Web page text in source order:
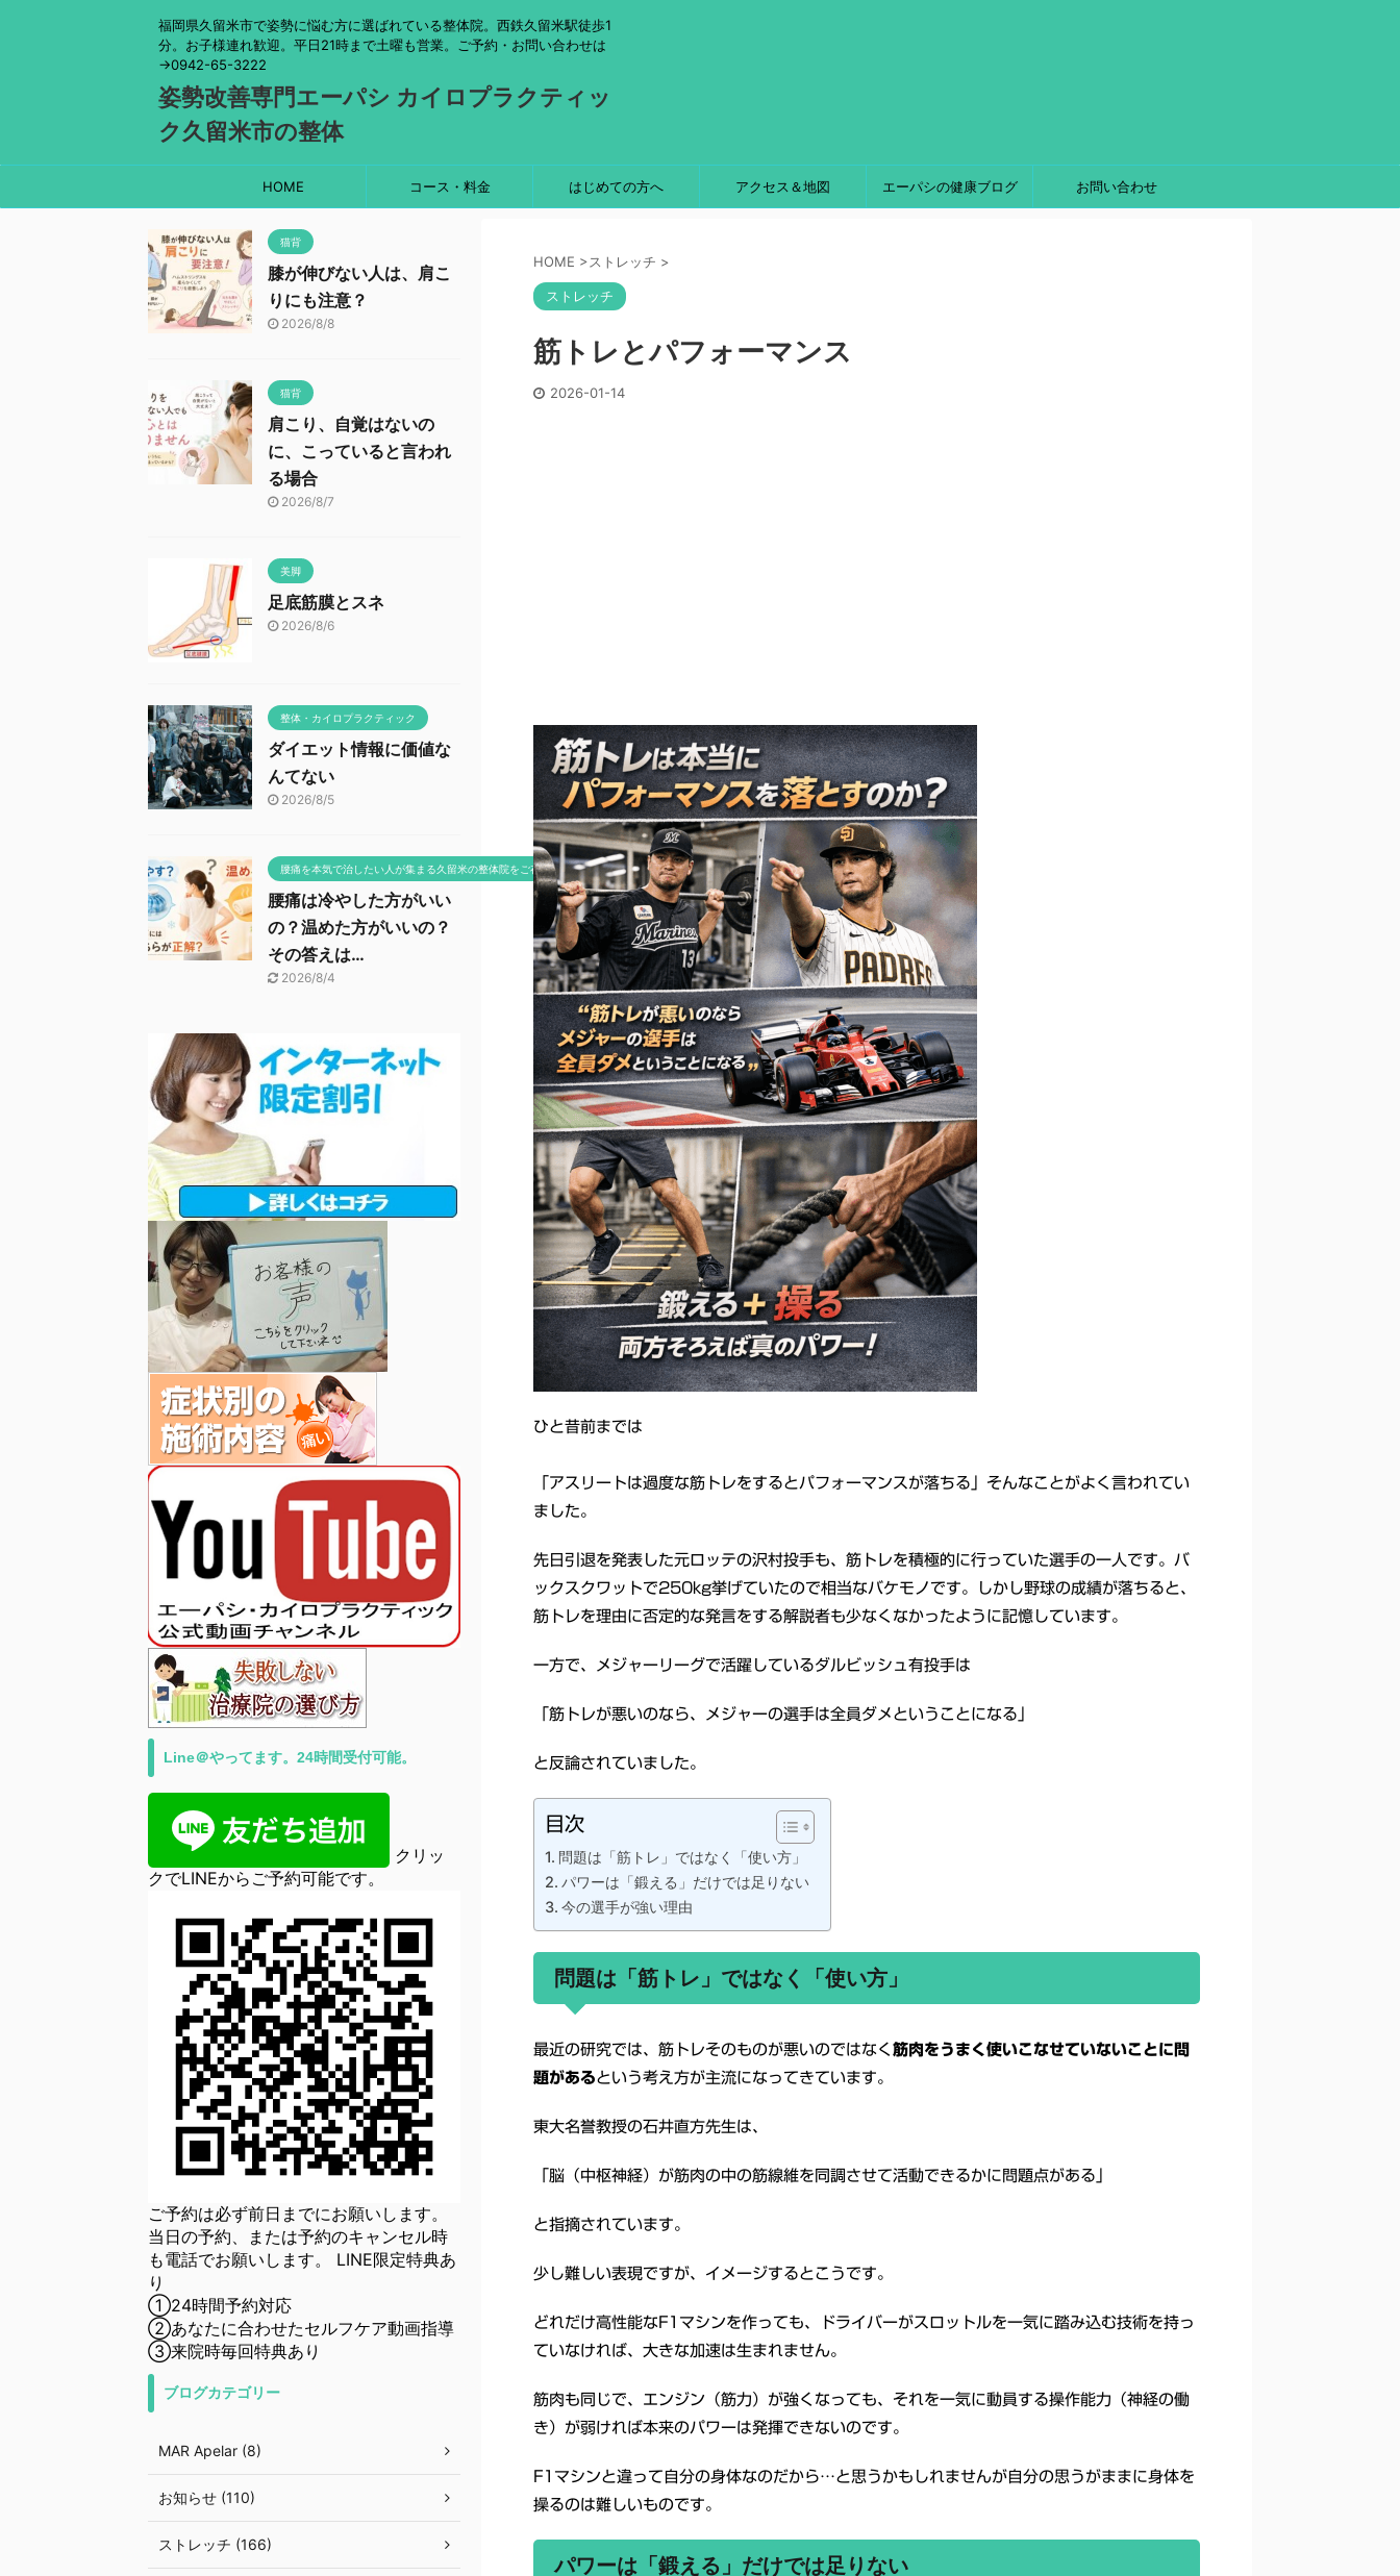
福岡県久留米市で姿勢に悩む方に選ばれている整体院。西鉄久留米駅徒歩1
分。お子様連れ歓迎。平日21時まで土曜も営業。ご予約・お問い合わせは
→0942-65-3222
姿勢改善専門エーパシ カイロプラクティッ
ク久留米市の整体
HOME コース・料金 はじめての方へ アクセス＆地図 エーパシの健康ブログ お問い合わせ
HOME >ストレッチ >
ストレッチ
筋トレとパフォーマンス
2026-01-14
ひと昔前までは
「アスリートは過度な筋トレをするとパフォーマンスが落ちる」そんなことがよく言われてい
ました。
先日引退を発表した元ロッテの沢村投手も、筋トレを積極的に行っていた選手の一人です。バ
ックスクワットで250kg挙げていたので相当なバケモノです。しかし野球の成績が落ちると、
筋トレを理由に否定的な発言をする解説者も少なくなかったように記憶しています。
一方で、メジャーリーグで活躍しているダルビッシュ有投手は
「筋トレが悪いのなら、メジャーの選手は全員ダメということになる」
と反論されていました。
目次
問題は「筋トレ」ではなく「使い方」
パワーは「鍛える」だけでは足りない
今の選手が強い理由
問題は「筋トレ」ではなく「使い方」
最近の研究では、筋トレそのものが悪いのではなく 筋肉をうまく使いこなせていないことに問
題があるという考え方が主流になってきています。
東大名誉教授の石井直方先生は、
「脳（中枢神経）が筋肉の中の筋線維を同調させて活動できるかに問題点がある」
と指摘されています。
少し難しい表現ですが、イメージするとこうです。
どれだけ高性能なF1マシンを作っても、ドライバーがスロットルを一気に踏み込む技術を持っ
ていなければ、大きな加速は生まれません。
筋肉も同じで、エンジン（筋力）が強くなっても、それを一気に動員する操作能力（神経の働
き）が弱ければ本来のパワーは発揮できないのです。
F1マシンと違って自分の身体なのだから…と思うかもしれませんが自分の思うがままに身体を
操るのは難しいものです。
パワーは「鍛える」だけでは足りない
猫背
膝が伸びない人は、肩こ
りにも注意？
2026/8/8
猫背
肩こり、自覚はないの
に、こっていると言われ
る場合
2026/8/7
美脚
足底筋膜とスネ
2026/8/6
整体・カイロプラクティック
ダイエット情報に価値な
んてない
2026/8/5
腰痛を本気で治したい人が集まる久留米の整体院をご存知ですか？
腰痛は冷やした方がいい
の？温めた方がいいの？
その答えは…
2026/8/4
Line＠やってます。24時間受付可能。
クリッ
クでLINEからご予約可能です。
ご予約は必ず前日までにお願いします。
当日の予約、または予約のキャンセル時
も電話でお願いします。 LINE限定特典あ
り
①24時間予約対応
②あなたに合わせたセルフケア動画指導
③来院時毎回特典あり
ブログカテゴリー
MAR Apelar (8)
お知らせ (110)
ストレッチ (166)